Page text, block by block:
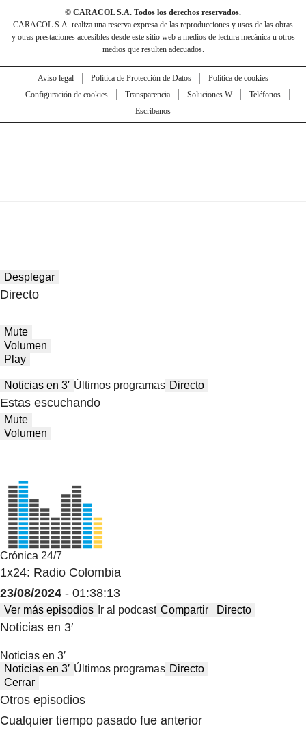
© CARACOL S.A. Todos los derechos reservados.
CARACOL S.A. realiza una reserva expresa de las reproducciones y usos de las obras
y otras prestaciones accesibles desde este sitio web a medios de lectura mecánica u otros
medios que resulten adecuados.
Aviso legal Política de Protección de Datos
Política de cookies
Configuración de cookies
Transparencia Soluciones W
Teléfonos
Escríbanos
Desplegar
Directo
Mute
Volumen
Play
Noticias en 3′ Últimos programas Directo
Estas escuchando
Mute
Volumen
Crónica 24/7
1x24: Radio Colombia
23/08/2024 - 01:38:13
Ver más episodios Ir al podcast Compartir Directo
Noticias en 3′
Noticias en 3′
Noticias en 3′ Últimos programas Directo
Cerrar
Otros episodios
Cualquier tiempo pasado fue anterior